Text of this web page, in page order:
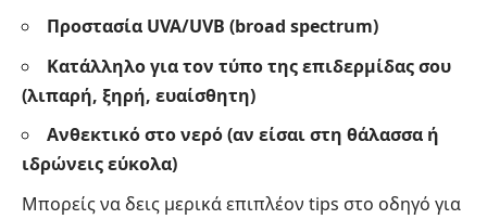
Προστασία UVA/UVB (broad spectrum)
Κατάλληλο για τον τύπο της επιδερμίδας σου
(λιπαρή, ξηρή, ευαίσθητη)
Ανθεκτικό στο νερό (αν είσαι στη θάλασσα ή
ιδρώνεις εύκολα)
Μπορείς να δεις μερικά επιπλέον tips στο οδηγό για